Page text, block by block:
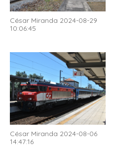
César Miranda 2024-08-29
10:06:45
César Miranda 2024-08-06
14:47:16